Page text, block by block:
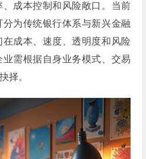
成本控制和风险敞口。当前
为传统银行体系与新兴金融
成本、速度、透明度和风险
需根据自身业务模式、交易
择。